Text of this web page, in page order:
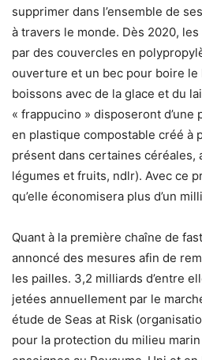
supprimer dans l’ensemble de
à travers le monde. Dès 2020,
par des couvercles en
ouverture et un bec pour boire le
boissons avec de la glace et du
« frappucino » disposeront d’une
en plastique compostable créé à
présent dans certaines céréales,
légumes et fruits, ndlr). Avec ce
qu’elle économisera plus d’un
Quant à la première chaîne de
annoncé des mesures afin de
les pailles. 3,2 milliards d’entre
jetées annuellement par le
étude de Seas at Risk
pour la protection du milieu